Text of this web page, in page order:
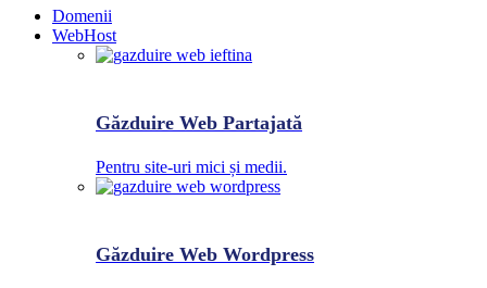
Domenii
WebHost
Găzduire Web Partajată
Pentru site-uri mici și medii.
Găzduire Web Wordpress